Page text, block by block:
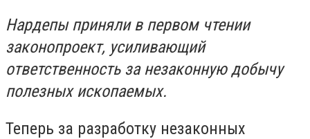
Нардепы приняли в первом чтении
законопроект, усиливающий
ответственность за незаконную добычу
полезных ископаемых.
Теперь за разработку незаконных